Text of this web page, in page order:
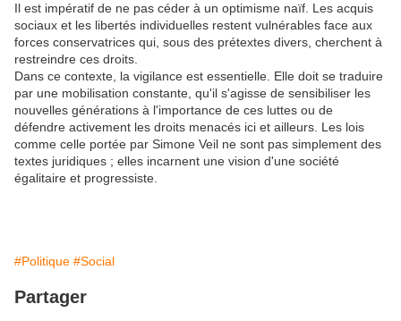
Il est impératif de ne pas céder à un optimisme naïf. Les acquis
sociaux et les libertés individuelles restent vulnérables face aux
forces conservatrices qui, sous des prétextes divers, cherchent à
restreindre ces droits.
Dans ce contexte, la vigilance est essentielle. Elle doit se traduire
par une mobilisation constante, qu'il s'agisse de sensibiliser les
nouvelles générations à l'importance de ces luttes ou de
défendre activement les droits menacés ici et ailleurs. Les lois
comme celle portée par Simone Veil ne sont pas simplement des
textes juridiques ; elles incarnent une vision d'une société
égalitaire et progressiste.
#Politique #Social
Partager